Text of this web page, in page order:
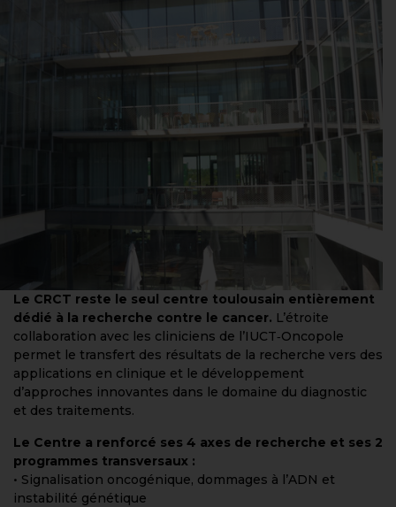
Le CRCT reste le seul centre toulousain entièrement
dédié à la recherche contre le cancer. L’étroite
collaboration avec les cliniciens de l’IUCT‑Oncopole
permet le transfert des résultats de la recherche vers des
applications en clinique et le développement
d’approches innovantes dans le domaine du diagnostic
et des traitements.
Le Centre a renforcé ses 4 axes de recherche et ses 2
programmes transversaux :
• Signalisation oncogénique, dommages à l’ADN et
instabilité génétique